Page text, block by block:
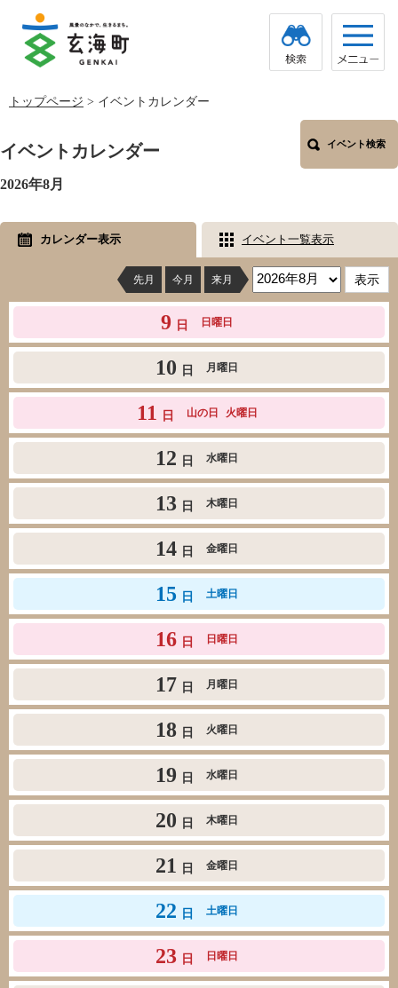
で
ば
本
へ
トップページ > イベントカレンダー
文
イベントカレンダー イベント検索
2026年8月
カレンダー表示 イベント一覧表示
先月 今月 来月
9 日 日曜日
10 日 月曜日
11 日 山の日 火曜日
12 日 水曜日
13 日 木曜日
14 日 金曜日
15 日 土曜日
16 日 日曜日
17 日 月曜日
18 日 火曜日
19 日 水曜日
20 日 木曜日
21 日 金曜日
22 日 土曜日
23 日 日曜日